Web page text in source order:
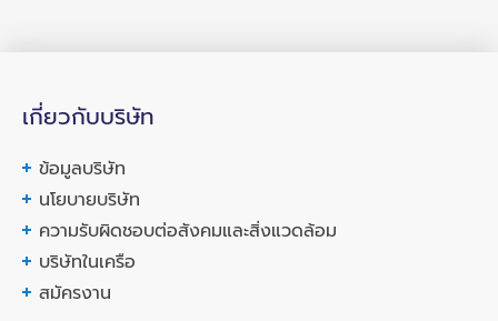
เกี่ยวกับบริษัท
ข้อมูลบริษัท
นโยบายบริษัท
ความรับผิดชอบต่อสังคมและสิ่งแวดล้อม
บริษัทในเครือ
สมัครงาน